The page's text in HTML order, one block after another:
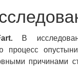
В
причинами